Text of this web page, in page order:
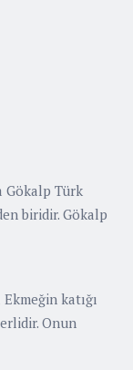
Türk
biridir. Gökalp
katığı
Onun